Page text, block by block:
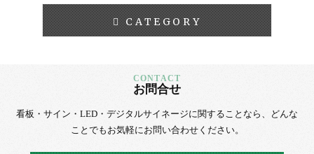
CATEGORY
お問合せ
看板・サイン・LED・デジタルサイネージに関することなら、
どんな
ことでもお気軽にお問い合わせください。